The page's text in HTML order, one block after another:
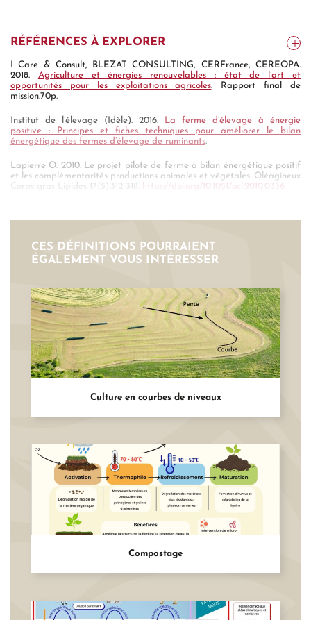
RÉFÉRENCES À EXPLORER
I Care & Consult, BLEZAT CONSULTING, CERFrance, CEREOPA.
2018. Agriculture et énergies renouvelables : état de l’art et
opportunités pour les exploitations agricoles. Rapport final de
mission.70p.
Institut de l’élevage (Idèle). 2016.
La ferme d’élevage à énergie
positive : Principes et fiches techniques pour améliorer le bilan
énergétique des fermes d’élevage de ruminants.
Lapierre O. 2010. Le projet pilote de ferme à bilan énergétique positif
et les complémentarités productions animales et végétales. Oléagineux
Corps gras Lipides 17(5):312-318.
https://doi.org/10.1051/ocl.2010.0336
positive préfigurent un nouveau paysage énergétique. Pour, 218(2), pp
Vert J., Portet F. 2010.Prospective agriculture énergie 2030 :
l’Alimentation, de la Pêche, de la Ruralité et de l’Aménagement du
Territoire. 12p.
CES DÉFINITIONS POURRAIENT
ÉGALEMENT VOUS INTÉRESSER
Culture en courbes de niveaux
Compostage